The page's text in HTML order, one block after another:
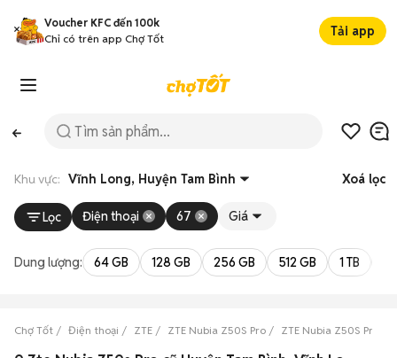
Voucher KFC đến 100k
Chỉ có trên app Chợ Tốt
Tải app
Khu vực: Vĩnh Long, Huyện Tam Bình Xoá lọc
Lọc Điện thoại 67 Giá
Dung lượng: 64 GB 128 GB 256 GB 512 GB 1 TB
Chợ Tốt Điện thoại ZTE ZTE Nubia Z50S Pro ZTE Nubia Z50S Pro